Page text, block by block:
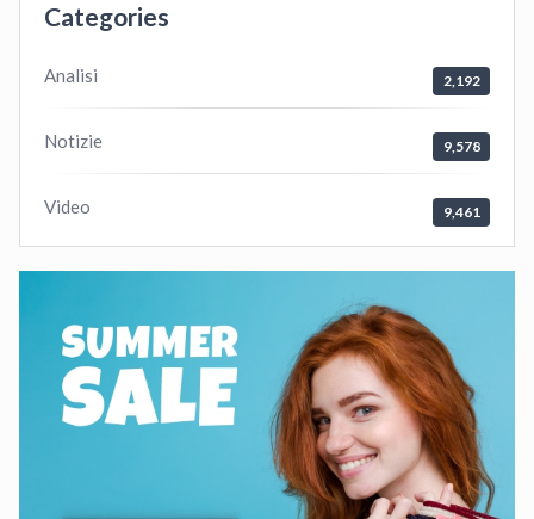
Categories
Analisi 2,192
Notizie 9,578
Video 9,461